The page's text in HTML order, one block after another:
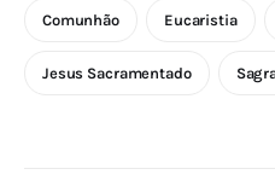
Comunhão Eucaristia
Jesus Sacramentado